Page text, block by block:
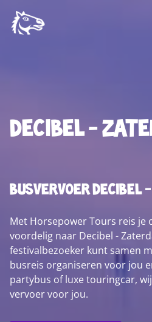
Decibel -
busvervoer Decibel
Met Horsepower Tours reis je
voordelig naar Decibel -
festivalbezoeker kunt samen
busreis organiseren voor jou
partybus of luxe touringcar,
vervoer voor jou.